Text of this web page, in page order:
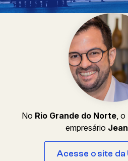
No Rio Grande do Norte, o
empresário
Acesse o site da